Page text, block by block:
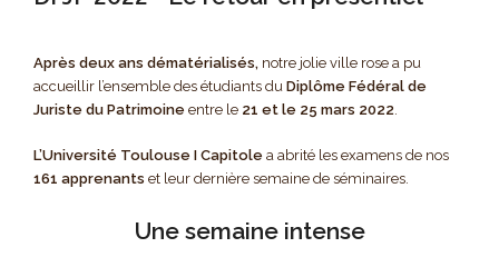
Après deux ans dématérialisés, notre jolie ville rose a pu
accueillir l’ensemble des étudiants du Diplôme Fédéral de
Juriste du Patrimoine entre le 21 et le 25 mars 2022.
L’Université Toulouse I Capitole a abrité les examens de nos
161 apprenants et leur dernière semaine de séminaires.
Une semaine intense